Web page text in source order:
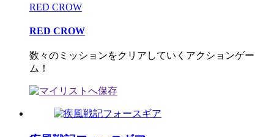
RED CROW
RED CROW
数々のミッションをクリアしていくアクションゲー
ム！